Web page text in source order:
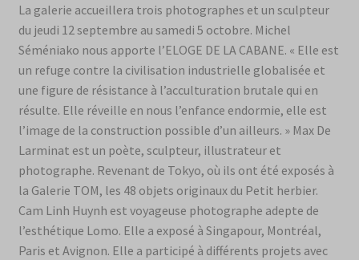
La galerie accueillera trois photographes et un sculpteur
du jeudi 12 septembre au samedi 5 octobre. Michel
Séméniako nous apporte l’ELOGE DE LA CABANE. « Elle est
un refuge contre la civilisation industrielle globalisée et
une figure de résistance à l’acculturation brutale qui en
résulte. Elle réveille en nous l’enfance endormie, elle est
l’image de la construction possible d’un ailleurs. » Max De
Larminat est un poète, sculpteur, illustrateur et
photographe. Revenant de Tokyo, où ils ont été exposés à
la Galerie TOM, les 48 objets originaux du Petit herbier.
Cam Linh Huynh est voyageuse photographe adepte de
l’esthétique Lomo. Elle a exposé à Singapour, Montréal,
Paris et Avignon. Elle a participé à différents projets avec